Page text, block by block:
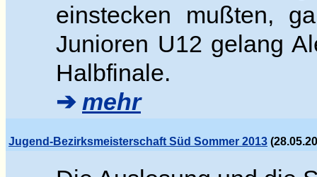
einstecken mußten,
Junioren U12 gelang
Halbfinale.
➔ mehr
Jugend-Bezirksmeisterschaft Süd Sommer 2013